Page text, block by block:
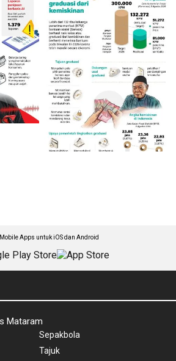
Apps untuk iOS dan Android
Mataram
Sepakbola
Tajuk